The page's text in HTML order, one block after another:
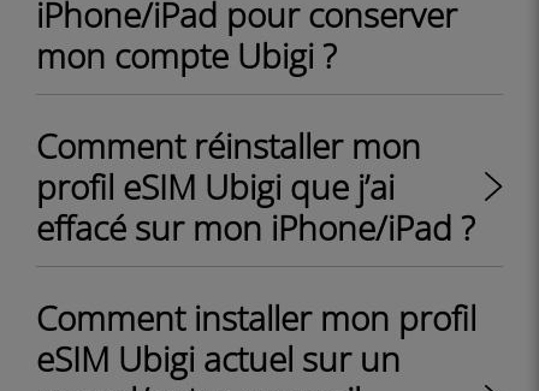
iPhone/iPad pour conserver
mon compte Ubigi ?
Comment réinstaller mon
profil eSIM Ubigi que j’ai
effacé sur mon iPhone/iPad ?
Comment installer mon profil
eSIM Ubigi actuel sur un